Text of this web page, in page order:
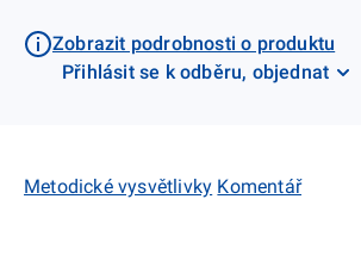
Zobrazit podrobnosti o produktu
Přihlásit se k odběru, objednat
Metodické vysvětlivky Komentář